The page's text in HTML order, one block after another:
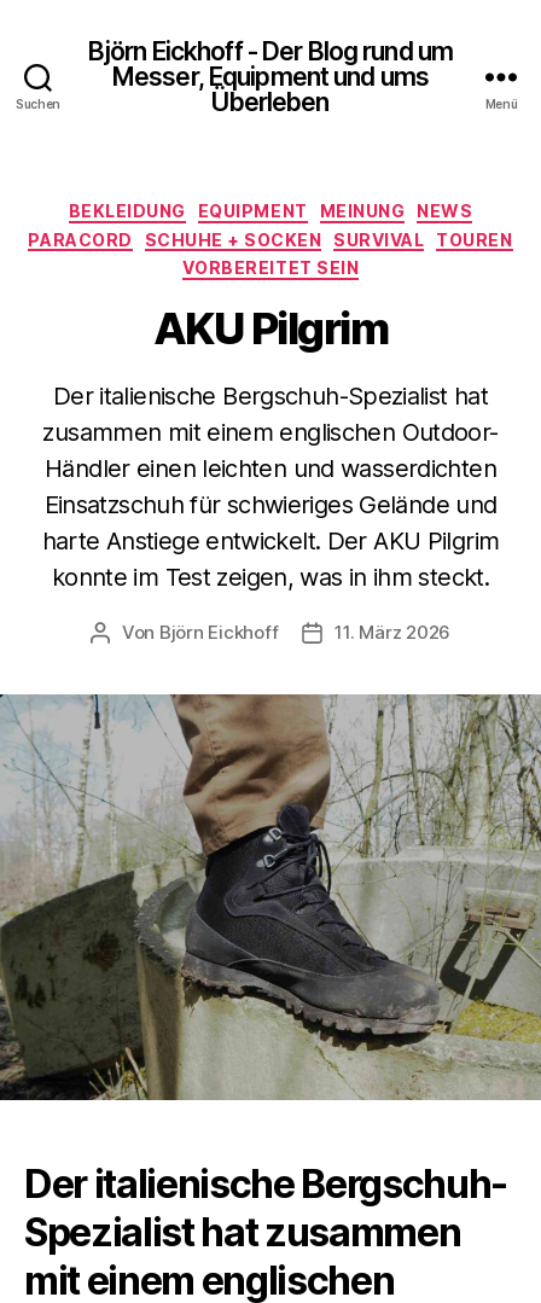
Suchen
Björn Eickhoff - Der Blog rund um
Messer, Equipment und ums
Überleben
Menü
Kategorien
BEKLEIDUNG EQUIPMENT MEINUNG
NEWS
PARACORD
SCHUHE + SOCKEN SURVIVAL
TOUREN
VORBEREITET SEIN
AKU Pilgrim
Der italienische Bergschuh-Spezialist hat
zusammen mit einem englischen Outdoor-
Händler einen leichten und wasserdichten
Einsatzschuh für schwieriges Gelände und
harte Anstiege entwickelt. Der AKU Pilgrim
konnte im Test zeigen, was in ihm steckt.
Beitragsautor
Von Björn Eickhoff Veröffentlichungsdatum
11. März 2026
Der italienische Bergschuh-
Spezialist hat zusammen
mit einem englischen